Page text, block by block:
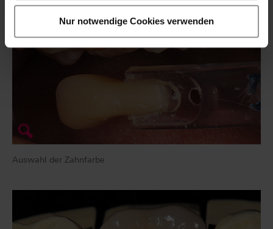
Nur notwendige Cookies verwenden
Auswahl der Zahnfarbe